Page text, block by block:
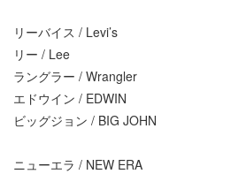
リーバイス / Levi’s
リー / Lee
ラングラー / Wrangler
エドウイン / EDWIN
ビッグジョン / BIG JOHN
ニューエラ / NEW ERA